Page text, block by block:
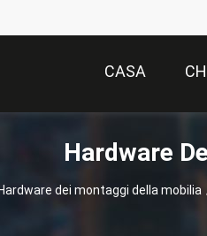
CASA
Hardware
Hardware dei montaggi della mobilia